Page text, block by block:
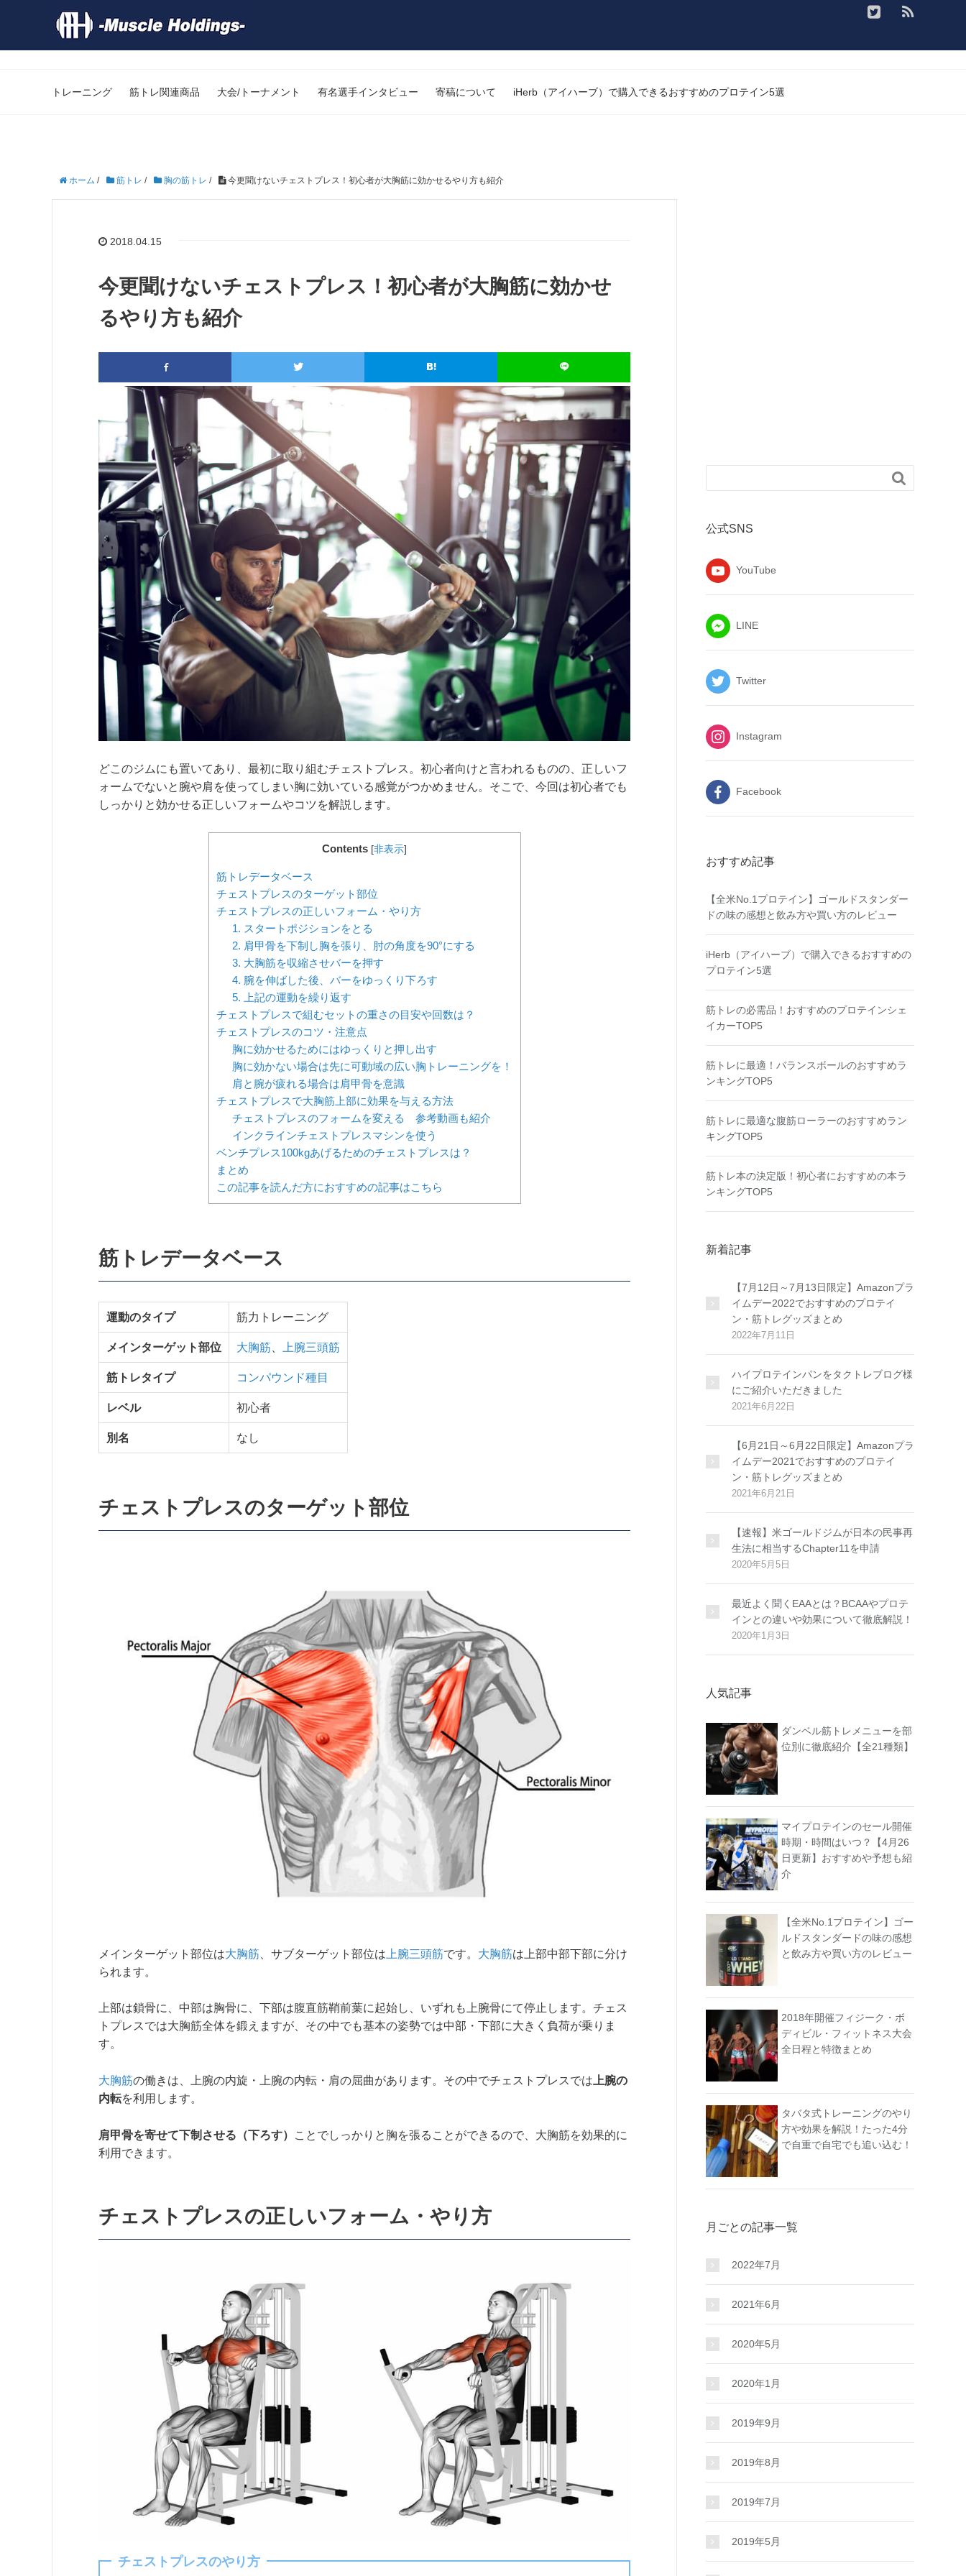
トレーニング 筋トレ関連商品 大会/トーナメント 有名選手インタビュー 寄稿について iHerb（アイハーブ）で購入できるおすすめのプロテイン5選
ホーム / 筋トレ / 胸の筋トレ / 今更聞けないチェストプレス！初心者が大胸筋に効かせるやり方も紹介
2018.04.15
今更聞けないチェストプレス！初心者が大胸筋に効かせ
るやり方も紹介
どこのジムにも置いてあり、最初に取り組むチェストプレス。初心者向けと言われるものの、正しいフ
ォームでないと腕や肩を使ってしまい胸に効いている感覚がつかめません。そこで、今回は初心者でも
しっかりと効かせる正しいフォームやコツを解説します。
Contents [非表示]
筋トレデータベース
チェストプレスのターゲット部位
チェストプレスの正しいフォーム・やり方
1. スタートポジションをとる
2. 肩甲骨を下制し胸を張り、肘の角度を90°にする
3. 大胸筋を収縮させバーを押す
4. 腕を伸ばした後、バーをゆっくり下ろす
5. 上記の運動を繰り返す
チェストプレスで組むセットの重さの目安や回数は？
チェストプレスのコツ・注意点
胸に効かせるためにはゆっくりと押し出す
胸に効かない場合は先に可動域の広い胸トレーニングを！
肩と腕が疲れる場合は肩甲骨を意識
チェストプレスで大胸筋上部に効果を与える方法
チェストプレスのフォームを変える 参考動画も紹介
インクラインチェストプレスマシンを使う
ベンチプレス100kgあげるためのチェストプレスは？
まとめ
この記事を読んだ方におすすめの記事はこちら
筋トレデータベース
運動のタイプ 筋力トレーニング
メインターゲット部位 大胸筋 上腕三頭筋
筋トレタイプ コンパウンド種目
レベル 初心者
別名 なし
チェストプレスのターゲット部位
メインターゲット部位は大胸筋 、サブターゲット部位は 上腕三頭筋です。 大胸筋は上部中部下部に分け
られます。
上部は鎖骨に、中部は胸骨に、下部は腹直筋鞘前葉に起始し、いずれも上腕骨にて停止します。チェス
トプレスでは大胸筋全体を鍛えますが、その中でも基本の姿勢では中部・下部に大きく負荷が乗りま
す。
大胸筋の働きは、上腕の内旋・上腕の内転・肩の屈曲があります。その中でチェストプレスでは 上腕の
内転を利用します。
肩甲骨を寄せて下制させる（下ろす）
ことでしっかりと胸を張ることができるので、大胸筋を効果的に
利用できます。
チェストプレスの正しいフォーム・やり方
チェストプレスのやり方

公式SNS
YouTube
LINE
Twitter
Instagram
Facebook
おすすめ記事
【全米No.1プロテイン】ゴールドスタンダー
ドの味の感想と飲み方や買い方のレビュー
iHerb（アイハーブ）で購入できるおすすめの
プロテイン5選
筋トレの必需品！おすすめのプロテインシェ
イカーTOP5
筋トレに最適！バランスボールのおすすめラ
ンキングTOP5
筋トレに最適な腹筋ローラーのおすすめラン
キングTOP5
筋トレ本の決定版！初心者におすすめの本ラ
ンキングTOP5
新着記事
【7月12日～7月13日限定】Amazonプラ
イムデー2022でおすすめのプロテイ
ン・筋トレグッズまとめ
2022年7月11日
ハイプロテインパンをタクトレブログ様
にご紹介いただきました
2021年6月22日
【6月21日～6月22日限定】Amazonプラ
イムデー2021でおすすめのプロテイ
ン・筋トレグッズまとめ
2021年6月21日
【速報】米ゴールドジムが日本の民事再
生法に相当するChapter11を申請
2020年5月5日
最近よく聞くEAAとは？BCAAやプロテ
インとの違いや効果について徹底解説！
2020年1月3日
人気記事
ダンベル筋トレメニューを部
位別に徹底紹介【全21種類】
マイプロテインのセール開催
時期・時間はいつ？【4月26
日更新】おすすめや予想も紹
介
【全米No.1プロテイン】ゴー
ルドスタンダードの味の感想
と飲み方や買い方のレビュー
2018年開催フィジーク・ボ
ディビル・フィットネス大会
全日程と特徴まとめ
タバタ式トレーニングのやり
方や効果を解説！たった4分
で自重で自宅でも追い込む！
月ごとの記事一覧
2022年7月
2021年6月
2020年5月
2020年1月
2019年9月
2019年8月
2019年7月
2019年5月